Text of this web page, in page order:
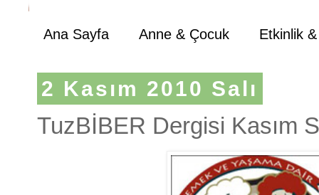
Ana Sayfa Anne & Çocuk Etkinlik
2 Kasım 2010 Salı
TuzBİBER Dergisi Kasım